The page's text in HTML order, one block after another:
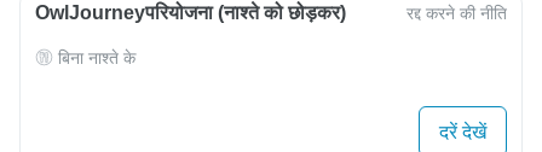
OwlJourneyपरियोजना (नाश्ते को छोड़कर) रद्द करने की नीति
बिना नाश्ते के
दरें देखें